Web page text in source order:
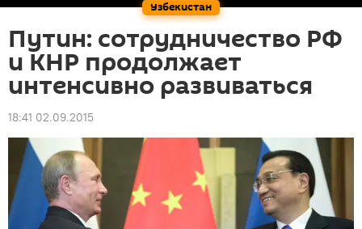
Узбекистан
Путин: сотрудничество РФ
и КНР продолжает
интенсивно развиваться
18:41 02.09.2015